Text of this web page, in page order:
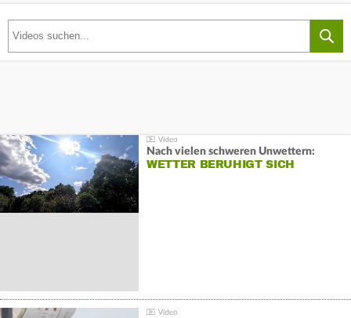
Nach vielen schweren Unwettern:
WETTER BERUHIGT SICH